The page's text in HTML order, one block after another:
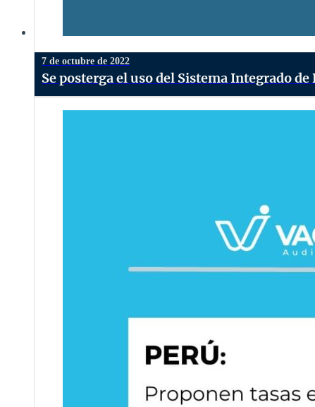
7 de octubre de 2022
Se posterga el uso del Sistema Integrado